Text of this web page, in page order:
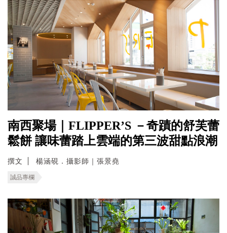
南西聚場｜FLIPPER’S －奇蹟的舒芙蕾
鬆餅 讓味蕾踏上雲端的第三波甜點浪潮
撰文 楊涵硯．攝影師｜張景堯
誠品專欄